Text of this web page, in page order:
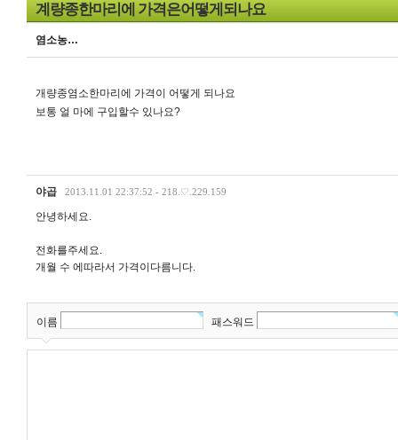
계량종한마리에 가격은어떻게되나요
염소농…
개량종염소한마리에 가격이 어떻게 되나요
보통 얼 마에 구입할수 있나요?
야곱 2013.11.01 22:37:52 - 218.♡.229.159
안녕하세요.
전화를주세요.
개월 수 에따라서 가격이다름니다.
이름 패스워드